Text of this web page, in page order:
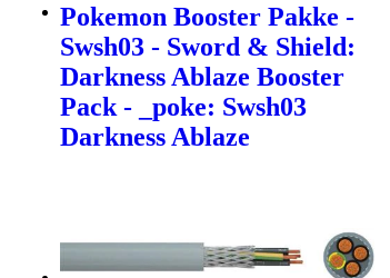
Pokemon Booster Pakke -
Swsh03 - Sword & Shield:
Darkness Ablaze Booster
Pack - _poke: Swsh03
Darkness Ablaze